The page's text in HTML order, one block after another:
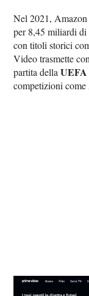
Nel 2021,
per 8,45 miliardi
con titoli storici
Video trasmette
partita dellaUEFA
competizioni